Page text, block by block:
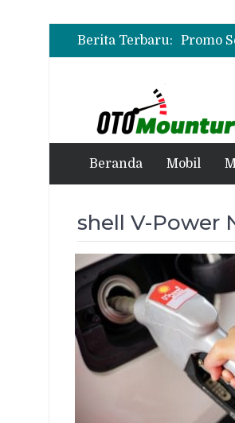
Berita Terbaru:
Beranda Mobil
shell V-Power